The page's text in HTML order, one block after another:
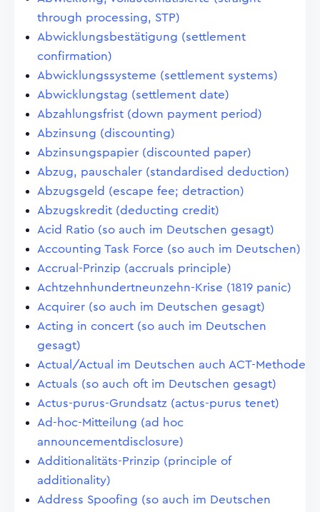
through processing, STP)
Abwicklungsbestätigung (settlement
confirmation)
Abwicklungssysteme (settlement systems)
Abwicklungstag (settlement date)
Abzahlungsfrist (down payment period)
Abzinsung (discounting)
Abzinsungspapier (discounted paper)
Abzug, pauschaler (standardised deduction)
Abzugsgeld (escape fee; detraction)
Abzugskredit (deducting credit)
Acid Ratio (so auch im Deutschen gesagt)
Accounting Task Force (so auch im Deutschen)
Accrual-Prinzip (accruals principle)
Achtzehnhundertneunzehn-Krise (1819 panic)
Acquirer (so auch im Deutschen gesagt)
Acting in concert (so auch im Deutschen
gesagt)
Actual/Actual im Deutschen auch ACT-Methode
Actuals (so auch oft im Deutschen gesagt)
Actus-purus-Grundsatz (actus-purus tenet)
Ad-hoc-Mitteilung (ad hoc
announcementdisclosure)
Additionalitäts-Prinzip (principle of
additionality)
Address Spoofing (so auch im Deutschen